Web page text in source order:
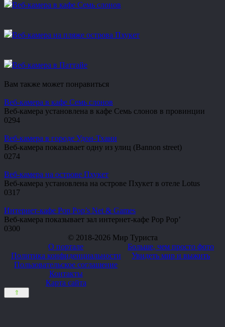
Веб-камера в кафе Семь слонов
Веб-камера на пляже острова Пхукет
Веб-камера в Паттайе
Вам также может понравиться
Веб-камера в кафе Семь слонов
Веб-камера установлена в кафе Семь слонов в провинции
0294
Веб-камера в городе Удон-Тхани
Веб-камера показывает одну из улиц (Bannon street)
0274
Веб-камера на острове Пхукет
Веб-камера установлена на острове Пхукет в отеле Lotus
0317
Интернет-кафе Pop Pop’s Net & Games
Веб-камера показывает зал интернет-кафе Pop Pop’
0300
© 2018-2026 Мир Туриста
О портале
Политика конфиденциальности
Пользовательское соглашение
Контакты
Карта сайта
Больше, чем просто фото
Увидеть мир и выжить